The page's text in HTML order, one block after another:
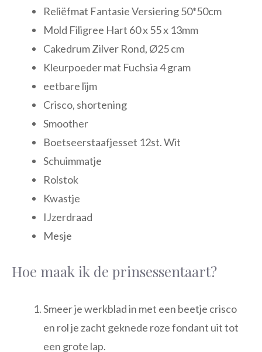
Reliëfmat Fantasie Versiering 50*50cm
Mold Filigree Hart 60 x 55 x 13mm
Cakedrum Zilver Rond, Ø25 cm
Kleurpoeder mat Fuchsia 4 gram
eetbare lijm
Crisco, shortening
Smoother
Boetseerstaafjesset 12st. Wit
Schuimmatje
Rolstok
Kwastje
IJzerdraad
Mesje
Hoe maak ik de prinsessentaart?
Smeer je werkblad in met een beetje crisco
en rol je zacht geknede roze fondant uit tot
een grote lap.